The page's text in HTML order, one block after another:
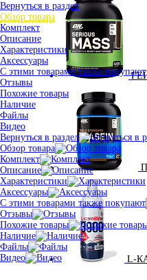
L-
Вернуться в раздел
Обзор товара
Комплект
Описание
Характеристики
Аксессуары
С этими товарами также покупают
Отзывы
Похожие товары
Наличие
Файлы
Видео
Вернуться в раздел
Обзор товара
Комплект
Описание
Характеристики
Аксессуары
С этими товарами также покупают
Отзывы
Похожие товары
Наличие
Файлы
Видео